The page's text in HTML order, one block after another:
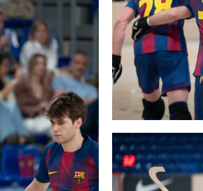
FC Barcelona club badge